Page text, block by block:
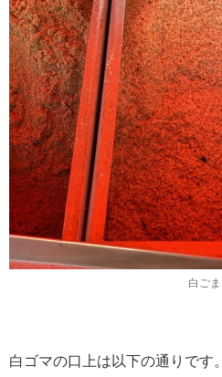
白ごま
白ゴマの口上は以下の通りです。